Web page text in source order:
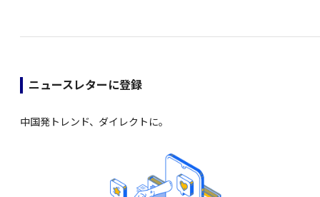
ニュースレターに登録
中国発トレンド、ダイレクトに。